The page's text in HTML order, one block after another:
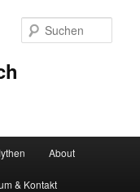
About
& Kontakt